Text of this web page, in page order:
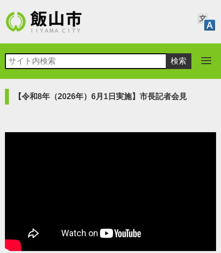
【令和8年（2026年）6月1日実施】市長記者会見